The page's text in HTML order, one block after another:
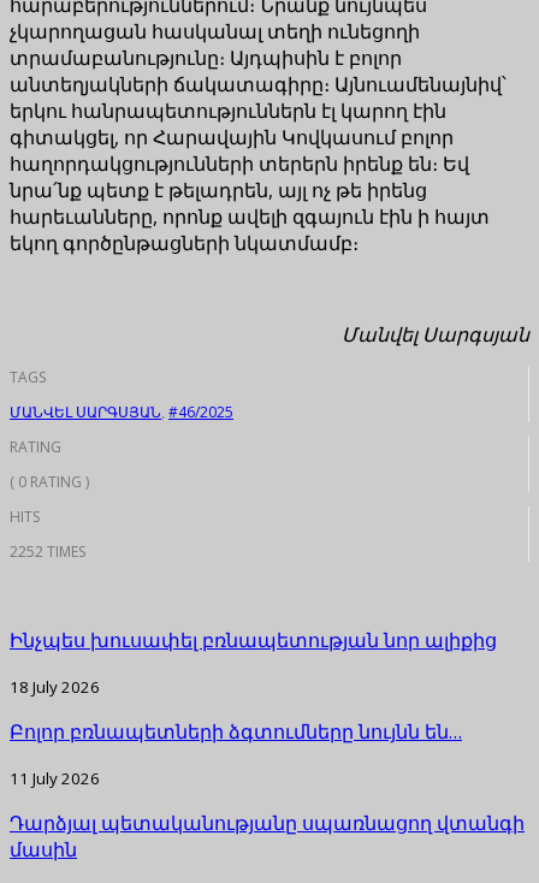
չկարողացան հասկանալ տեղի ունեցողի
տրամաբանությունը։ Այդպիսին է բոլոր
անտեղյակների ճակատագիրը։ Այնուամենայնիվ՝
երկու հանրապետություններն էլ կարող էին
գիտակցել, որ Հարավային Կովկասում բոլոր
հաղորդակցությունների տերերն իրենք են։ Եվ
նրա՛նք պետք է թելադրեն, այլ ոչ թե իրենց
հարեւանները, որոնք ավելի զգայուն էին ի հայտ
եկող գործընթացների նկատմամբ։
Մանվել Սարգսյան
TAGS
ՄԱՆՎԵԼ ՍԱՐԳՍՅԱՆ, #46/2025
RATING
( 0 RATING )
HITS
2252 TIMES
Ինչպես խուսափել բռնապետության նոր ալիքից
18 July 2026
Բոլոր բռնապետների ձգտումները նույնն են…
11 July 2026
Դարձյալ պետականությանը սպառնացող վտանգի
մասին